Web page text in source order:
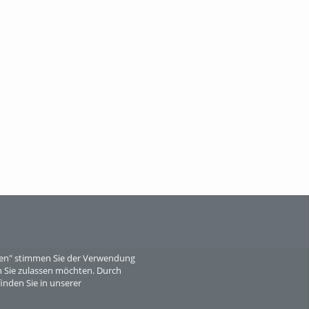
stimmen Sie der Verwendung
zulassen möchten. Durch
Sie in unserer